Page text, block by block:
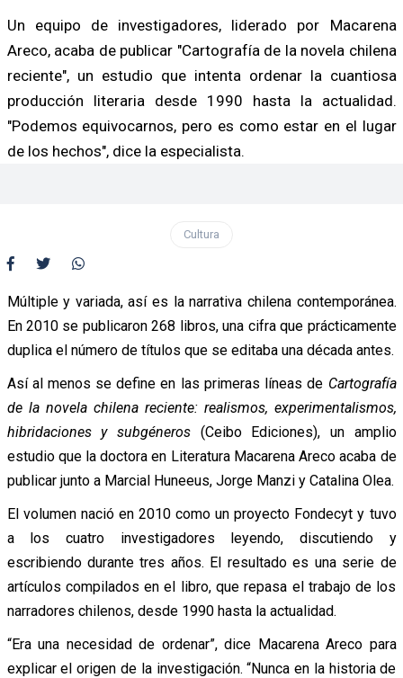
Un equipo de investigadores, liderado por Macarena
Areco, acaba de publicar "Cartografía de la novela chilena
reciente", un estudio que intenta ordenar la cuantiosa
producción literaria desde 1990 hasta la actualidad.
"Podemos equivocarnos, pero es como estar en el lugar
de los hechos", dice la especialista.
Cultura
Múltiple y variada, así es la narrativa chilena contemporánea.
En 2010 se publicaron 268 libros, una cifra que prácticamente
duplica el número de títulos que se editaba una década antes.
Así al menos se define en las primeras líneas de Cartografía
de la novela chilena reciente: realismos, experimentalismos,
hibridaciones y subgéneros(Ceibo Ediciones), un amplio
estudio que la doctora en Literatura Macarena Areco acaba de
publicar junto a Marcial Huneeus, Jorge Manzi y Catalina Olea.
El volumen nació en 2010 como un proyecto Fondecyt y tuvo
a los cuatro investigadores leyendo, discutiendo y
escribiendo durante tres años. El resultado es una serie de
artículos compilados en el libro, que repasa el trabajo de los
narradores chilenos, desde 1990 hasta la actualidad.
“Era una necesidad de ordenar”, dice Macarena Areco para
explicar el origen de la investigación. “Nunca en la historia de